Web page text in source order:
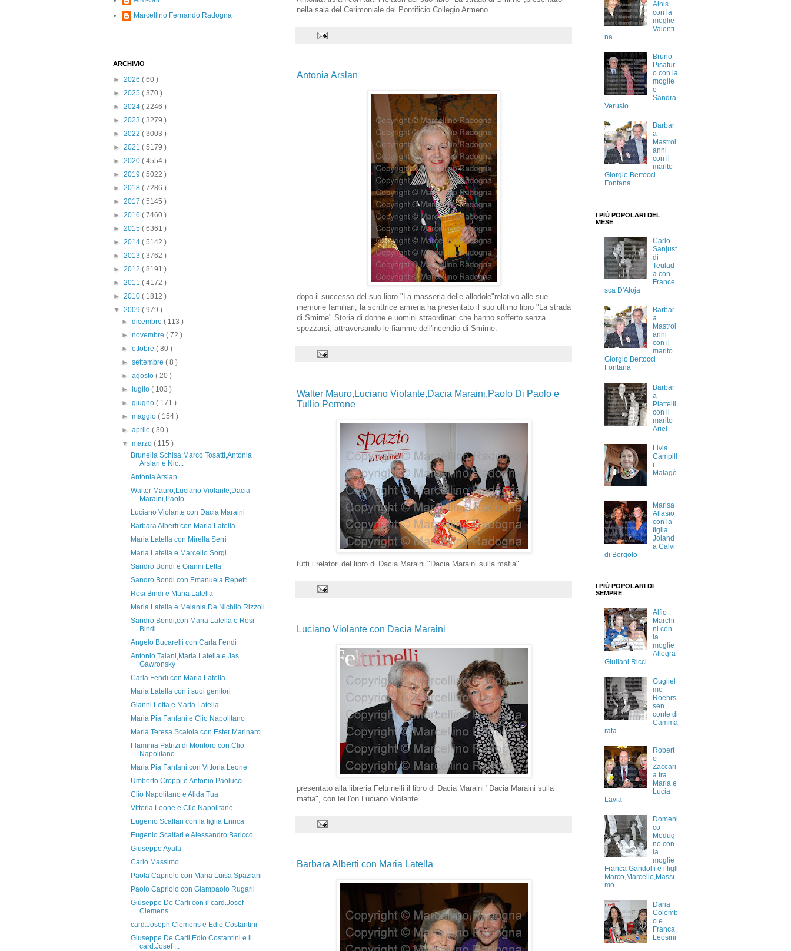
nella sala del Cerimoniale del Pontificio Collegio Armeno.
Antonia Arslan
dopo il successo del suo libro "La masseria delle allodole"relativo alle sue
memorie familiari, la scrittrice armena ha presentato il suo ultimo libro "La strada
di Smirne".Storia di donne e uomini straordinari che hanno sofferto senza
spezzarsi, attraversando le fiamme dell'incendio di Smirne.
Walter Mauro,Luciano Violante,Dacia Maraini,Paolo Di Paolo e
Tullio Perrone
tutti i relatori del libro di Dacia Maraini "Dacia Maraini sulla mafia".
Luciano Violante con Dacia Maraini
presentato alla libreria Feltrinelli il libro di Dacia Maraini "Dacia Maraini sulla
mafia", con lei l'on.Luciano Violante.
Barbara Alberti con Maria Latella
Marcellino Fernando Radogna
ARCHIVIO
► 2026 ( 60 )
► 2025 ( 370 )
► 2024 ( 2246 )
► 2023 ( 3279 )
► 2022 ( 3003 )
► 2021 ( 5179 )
► 2020 ( 4554 )
► 2019 ( 5022 )
► 2018 ( 7286 )
► 2017 ( 5145 )
► 2016 ( 7460 )
► 2015 ( 6361 )
► 2014 ( 5142 )
► 2013 ( 3762 )
► 2012 ( 8191 )
► 2011 ( 4172 )
► 2010 ( 1812 )
▼ 2009 ( 979 )
►dicembre( 113 )
►novembre( 72 )
►ottobre( 80 )
►settembre( 8 )
►agosto( 20 )
►
luglio( 103 )
►giugno( 171 )
►maggio( 154 )
►aprile( 30 )
▼marzo( 115 )
Brunella Schisa,Marco Tosatti,Antonia
Arslan e Nic...
Antonia Arslan
Walter Mauro,Luciano Violante,Dacia
Maraini,Paolo ...
Luciano Violante con Dacia Maraini
Barbara Alberti con Maria Latella
Maria Latella con Mirella Serri
Maria Latella e Marcello Sorgi
Sandro Bondi e Gianni Letta
Sandro Bondi con Emanuela Repetti
Rosi Bindi e Maria Latella
Maria Latella e Melania De Nichilo Rizzoli
Sandro Bondi,con Maria Latella e Rosi
Bindi
Angelo Bucarelli con Carla Fendi
Antonio Taiani,Maria Latella e Jas
Gawronsky
Carla Fendi con Maria Latella
Maria Latella con i suoi genitori
Gianni Letta e Maria Latella
Maria Pia Fanfani e Clio Napolitano
Maria Teresa Scaiola con Ester Marinaro
Flaminia Patrizi di Montoro con Clio
Napolitano
Maria Pia Fanfani con Vittoria Leone
Umberto Croppi e Antonio Paolucci
Clio Napolitano e Alida Tua
Vittoria Leone e Clio Napolitano
Eugenio Scalfari con la figlia Enrica
Eugenio Scalfari e Alessandro Baricco
Giuseppe Ayala
Carlo Massimo
Paola Capriolo con Maria Luisa Spaziani
Paolo Capriolo con Giampaolo Rugarli
Giuseppe De Carli con il card.Josef
Clemens
card.Joseph Clemens e Edio Costantini
Giuseppe De Carli,Edio Costantini e il
card.Josef ...
Ainis
con la
moglie
Valenti
na
Bruno
Pisatur
o con la
moglie
e
Sandra
Verusio
Barbar
a
Mastroi
anni
con il
marito
Giorgio Bertocci
Fontana
I PIÙ POPOLARI DEL
MESE
Carlo
Sanjust
di
Teulad
a con
France
sca D'Aloja
Barbar
a
Mastroi
anni
con il
marito
Giorgio Bertocci
Fontana
Barbar
a
Piattelli
con il
marito
Ariel
Livia
Campill
i
Malagò
Marisa
Allasio
con la
figlia
Joland
a Calvi
di Bergolo
I PIÙ POPOLARI DI
SEMPRE
Alfio
Marchi
ni con
la
moglie
Allegra
Giuliani Ricci
Gugliel
mo
Roehrs
sen
conte di
Camma
rata
Robert
o
Zaccari
a tra
Maria e
Lucia
Lavia
Domeni
co
Modug
no con
la
moglie
Franca Gandolfi e i figli
Marco,Marcello,Massi
mo
Daria
Colomb
o e
Franca
Leosini